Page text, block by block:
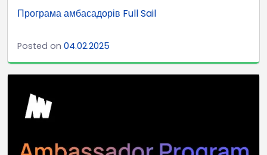
Програма амбасадорів Full Sail
Posted on 04.02.2025